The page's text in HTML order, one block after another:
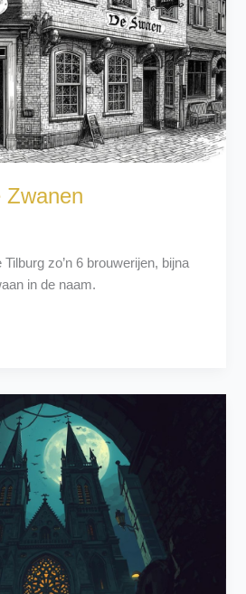
Zwanen
Tilburg zo’n 6 brouwerijen, bijna
in de naam.